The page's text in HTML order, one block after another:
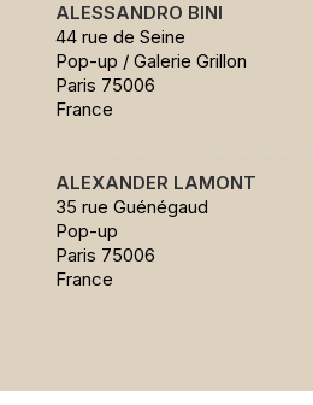
ALESSANDRO BINI
44 rue de Seine
Pop-up / Galerie Grillon
Paris 75006
France
ALEXANDER LAMONT
35 rue Guénégaud
Pop-up
Paris 75006
France